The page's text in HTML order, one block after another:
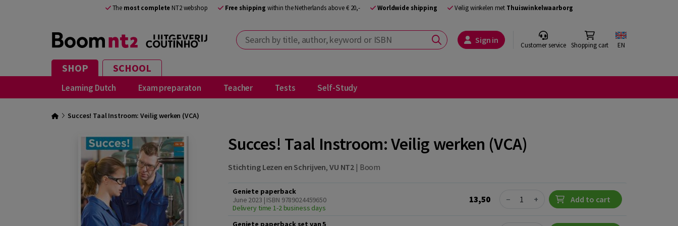
The most complete NT2 webshop Free shipping within the Netherlands above € 20,- Worldwide shipping Veilig winkelen met Thuiswinkelwaarborg
Search by title, author, keyword or ISBN Sign in Customer service Shopping cart EN
SHOP SCHOOL
Learning Dutch Exam preparaton Teacher Tests Self-Study
Succes! Taal Instroom: Veilig werken (VCA)
Succes! Taal Instroom: Veilig werken (VCA)
Stichting Lezen en Schrijven, VU NT2 | Boom
Geniete paperback
June 2023 | ISBN 9789024459650
Delivery time 1-2 business days
13,50 Quantity
− + Add to cart
Geniete paperback set van 5